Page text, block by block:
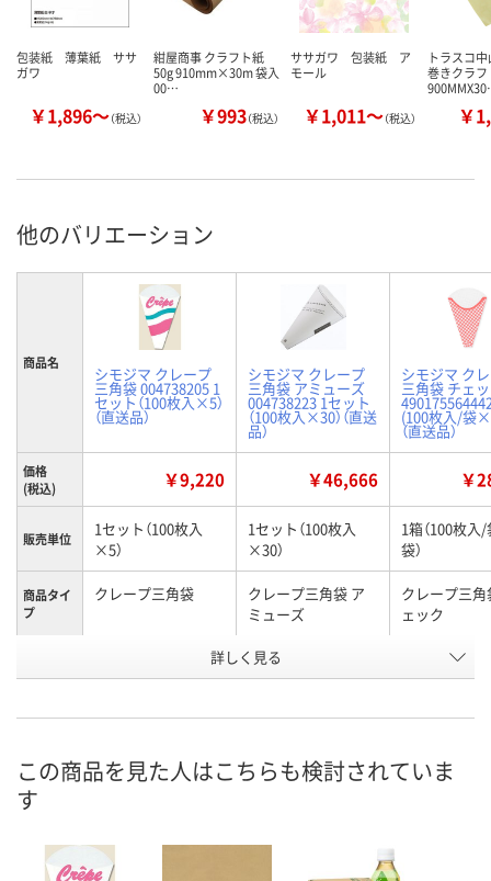
包装紙 薄葉紙 ササ
ガワ
￥1,896～（税込）
紺屋商事 クラフト紙
50g 910mm×30m 袋入
00…
￥993（税込）
ササガワ 包装紙 ア
モール
￥1,011～（税込）
トラスコ
巻きクラフ
￥
他のバリエーション
商品名
シモジマ クレープ
三角袋 004738205 1
セット（100枚入×5）
（直送品）
シモジマ クレープ
三角袋 アミューズ
004738223 1セット
（100枚入×30）（直送
品）
シモジマ ク
三角袋 チェ
(100枚入/袋
（直送品）
価格
(税込)
￥9,220 ￥46,666 ￥
販売単位
1セット（100枚入
×5）
1セット（100枚入
×30）
1箱（100枚
袋）
商品タイ
プ
クレープ三角袋
クレープ三角袋 ア
ミューズ
クレープ三角
ェック
P386736 XU14621
販売停止中です
詳しく見る
この商品を見た人はこちらも検討されていま
す